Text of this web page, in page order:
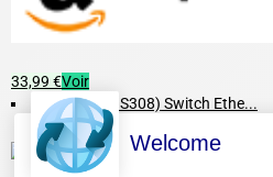
33,99 €Voir
NETGEAR (GS308) Switch Ethe...
Welcome